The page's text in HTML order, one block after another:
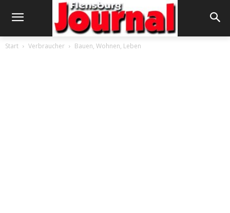
Start Verbraucher Bauen, Wohnen, Leben